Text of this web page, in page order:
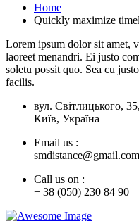
Home
Quickly maximize
Lorem ipsum dolor sit amet,
laoreet menandri. Ei justo
soletu possit quo. Sea cu
facilis.
вул. Світлицького, 35,
Київ, Україна
Email us :
smdistance@gmail.com
Call us on :
+ 38 (050) 230 84 90